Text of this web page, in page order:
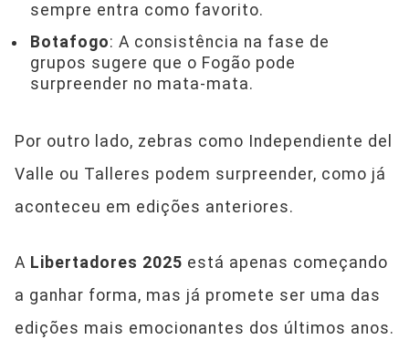
sempre entra como favorito.
Botafogo: A consistência na fase de
grupos sugere que o Fogão pode
surpreender no mata-mata.
Por outro lado, zebras como Independiente del
Valle ou Talleres podem surpreender, como já
aconteceu em edições anteriores.
A Libertadores 2025 está apenas começando
a ganhar forma, mas já promete ser uma das
edições mais emocionantes dos últimos anos.